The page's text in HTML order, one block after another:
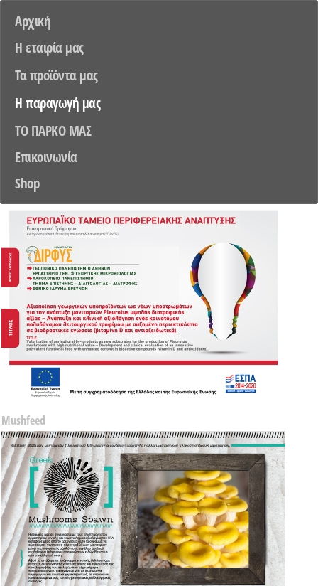
Αρχική
Η εταιρία μας
Τα προϊόντα μας
Η παραγωγή μας
TO ΠΑΡΚΟ ΜΑΣ
Επικοινωνία
Shop
Mushfeed